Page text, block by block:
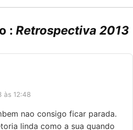
: Retrospectiva 2013
às 12:48
nao consigo ficar parada.
linda como a sua quando